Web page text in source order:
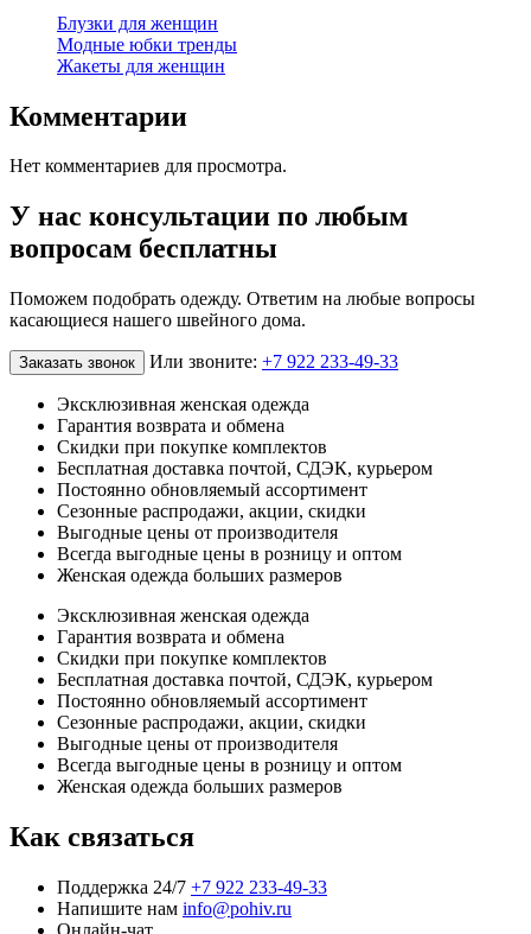
Блузки для женщин
Модные юбки тренды
Жакеты для женщин
Комментарии
Нет комментариев для просмотра.
У нас консультации по любым
вопросам бесплатны
Поможем подобрать одежду. Ответим на любые вопросы
касающиеся нашего швейного дома.
Заказать звонок Или звоните: +7 922 233-49-33
Эксклюзивная женская одежда
Гарантия возврата и обмена
Скидки при покупке комплектов
Бесплатная доставка почтой, СДЭК, курьером
Постоянно обновляемый ассортимент
Сезонные распродажи, акции, скидки
Выгодные цены от производителя
Всегда выгодные цены в розницу и оптом
Женская одежда больших размеров
Эксклюзивная женская одежда
Гарантия возврата и обмена
Скидки при покупке комплектов
Бесплатная доставка почтой, СДЭК, курьером
Постоянно обновляемый ассортимент
Сезонные распродажи, акции, скидки
Выгодные цены от производителя
Всегда выгодные цены в розницу и оптом
Женская одежда больших размеров
Как связаться
Поддержка 24/7 +7 922 233-49-33
Напишите нам info@pohiv.ru
Онлайн-чат